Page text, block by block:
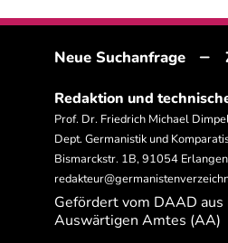
Neue Suchanfrage –
Redaktion und
Prof. Dr. Friedrich Michael
Dept. Germanistik und
Bismarckstr. 1B, 91054 Erlangen
Gefördert vom DAAD
Auswärtigen Amtes (AA)